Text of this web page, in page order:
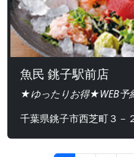
魚民 銚子駅前店
★ゆったりお得★WEB予
千葉県銚子市西芝町３